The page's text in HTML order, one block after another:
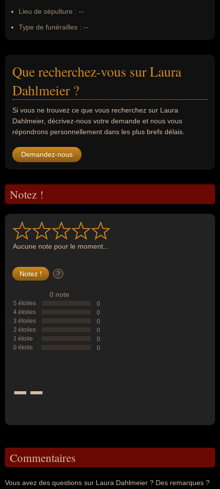
Lieu de sépulture : --
Type de funérailles : --
Que recherchez-vous sur Laura
Dahlmeier ?
Si vous ne trouvez ce que vous recherchez sur Laura
Dahlmeier, décrivez-nous votre demande et nous vous
répondrons personnellement dans les plus brefs délais.
Demandez-nous
Notez !
Aucune note pour le moment...
?
0 note
5 étoiles
0
4 étoiles
0
3 étoiles
0
2 étoiles
0
1 étoile
0
0 étoile
0
--
Commentaires
Vous avez des questions sur Laura Dahlmeier ? Des remarques ?